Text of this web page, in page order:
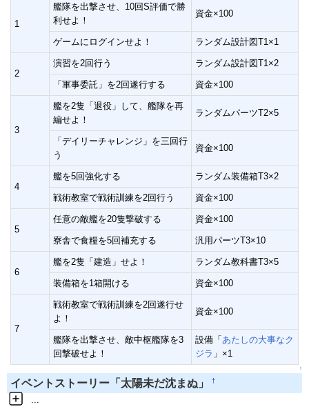
1
艦隊を出撃させ、10回S評価で勝
利せよ！
資金×100
ゲームにログインせよ！ ランダム設計図T1×1
2
演習を2回行う ランダム設計図T1×2
「軍事委託」を2回遂行する 資金×100
3
艦を2隻「退役」して、艦隊を再
編せよ！
ランダムパーツT2×5
「デイリーチャレンジ」を三回行
う
資金×100
4
艦を5回強化する ランダム装備箱T3×2
戦術教室で戦術訓練を2回行う 資金×100
5
任意の敵艦を20隻撃破する 資金×100
寮舎で食糧を5回補充する 汎用パーツT3×10
6
艦を2隻「建造」せよ！ ランダム教科書T3×5
装備箱を1箱開ける 資金×100
7
戦術教室で戦術訓練を2回遂行せ
よ！
資金×100
艦隊を出撃させ、敵中枢艦隊を3
回撃破せよ！
設備「 あたしの大事なク
ジラ 」×1
↑
イベントストーリー「太陽未だ沈まぬ」 †